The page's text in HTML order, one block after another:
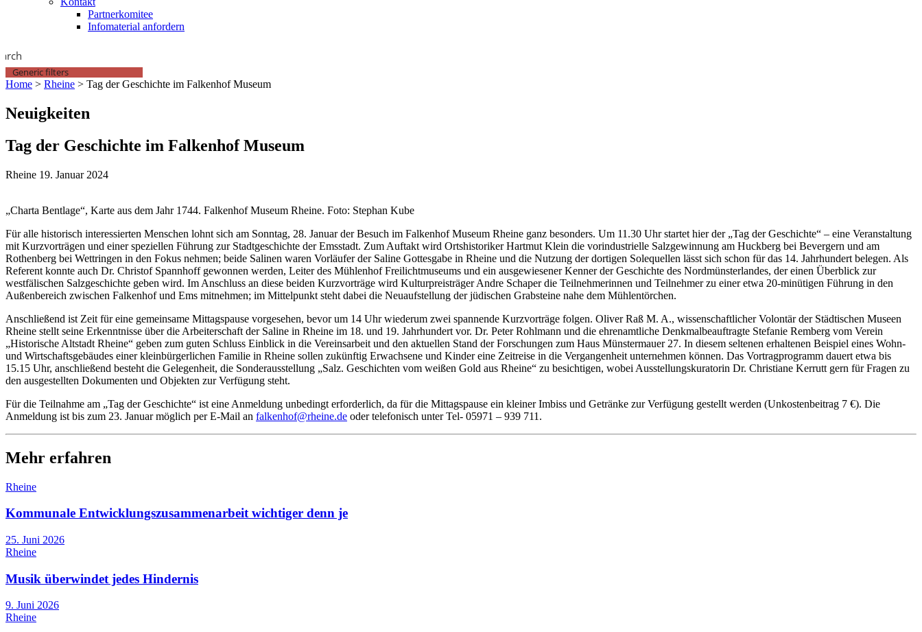
Partnerkomitee
Infomaterial anfordern
Generic filters
Home > Rheine > Tag der Geschichte im Falkenhof Museum
Neuigkeiten
Tag der Geschichte im Falkenhof Museum
Rheine 19. Januar 2024
„Charta Bentlage“, Karte aus dem Jahr 1744. Falkenhof Museum Rheine. Foto: Stephan Kube
Für alle historisch interessierten Menschen lohnt sich am Sonntag, 28. Januar der Besuch im Falkenhof Museum Rheine ganz besonders. Um 11.30 Uhr startet hier der „Tag der Geschichte“ – eine Veranstaltung
mit Kurzvorträgen und einer speziellen Führung zur Stadtgeschichte der Emsstadt. Zum Auftakt wird Ortshistoriker Hartmut Klein die vorindustrielle Salzgewinnung am Huckberg bei Bevergern und am
Rothenberg bei Wettringen in den Fokus nehmen; beide Salinen waren Vorläufer der Saline Gottesgabe in Rheine und die Nutzung der dortigen Solequellen lässt sich schon für das 14. Jahrhundert belegen. Als
Referent konnte auch Dr. Christof Spannhoff gewonnen werden, Leiter des Mühlenhof Freilichtmuseums und ein ausgewiesener Kenner der Geschichte des Nordmünsterlandes, der einen Überblick zur
westfälischen Salzgeschichte geben wird. Im Anschluss an diese beiden Kurzvorträge wird Kulturpreisträger Andre Schaper die Teilnehmerinnen und Teilnehmer zu einer etwa 20-minütigen Führung in den
Außenbereich zwischen Falkenhof und Ems mitnehmen; im Mittelpunkt steht dabei die Neuaufstellung der jüdischen Grabsteine nahe dem Mühlentörchen.
Anschließend ist Zeit für eine gemeinsame Mittagspause vorgesehen, bevor um 14 Uhr wiederum zwei spannende Kurzvorträge folgen. Oliver Raß M. A., wissenschaftlicher Volontär der Städtischen Museen
Rheine stellt seine Erkenntnisse über die Arbeiterschaft der Saline in Rheine im 18. und 19. Jahrhundert vor. Dr. Peter Rohlmann und die ehrenamtliche Denkmalbeauftragte Stefanie Remberg vom Verein
„Historische Altstadt Rheine“ geben zum guten Schluss Einblick in die Vereinsarbeit und den aktuellen Stand der Forschungen zum Haus Münstermauer 27. In diesem seltenen erhaltenen Beispiel eines Wohn-
und Wirtschaftsgebäudes einer kleinbürgerlichen Familie in Rheine sollen zukünftig Erwachsene und Kinder eine Zeitreise in die Vergangenheit unternehmen können. Das Vortragprogramm dauert etwa bis
15.15 Uhr, anschließend besteht die Gelegenheit, die Sonderausstellung „Salz. Geschichten vom weißen Gold aus Rheine“ zu besichtigen, wobei Ausstellungskuratorin Dr. Christiane Kerrutt gern für Fragen zu
den ausgestellten Dokumenten und Objekten zur Verfügung steht.
Für die Teilnahme am „Tag der Geschichte“ ist eine Anmeldung unbedingt erforderlich, da für die Mittagspause ein kleiner Imbiss und Getränke zur Verfügung gestellt werden (Unkostenbeitrag 7 €). Die
Anmeldung ist bis zum 23. Januar möglich per E-Mail an falkenhof@rheine.de oder telefonisch unter Tel- 05971 – 939 711.
Mehr erfahren
Rheine
Kommunale Entwicklungszusammenarbeit wichtiger denn je
25. Juni 2026
Rheine
Musik überwindet jedes Hindernis
9. Juni 2026
Rheine